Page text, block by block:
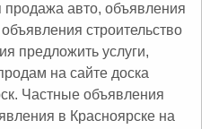
авто, объявления
строительство
предложить услуги,
на сайте доска
Частные объявления
в Красноярске на